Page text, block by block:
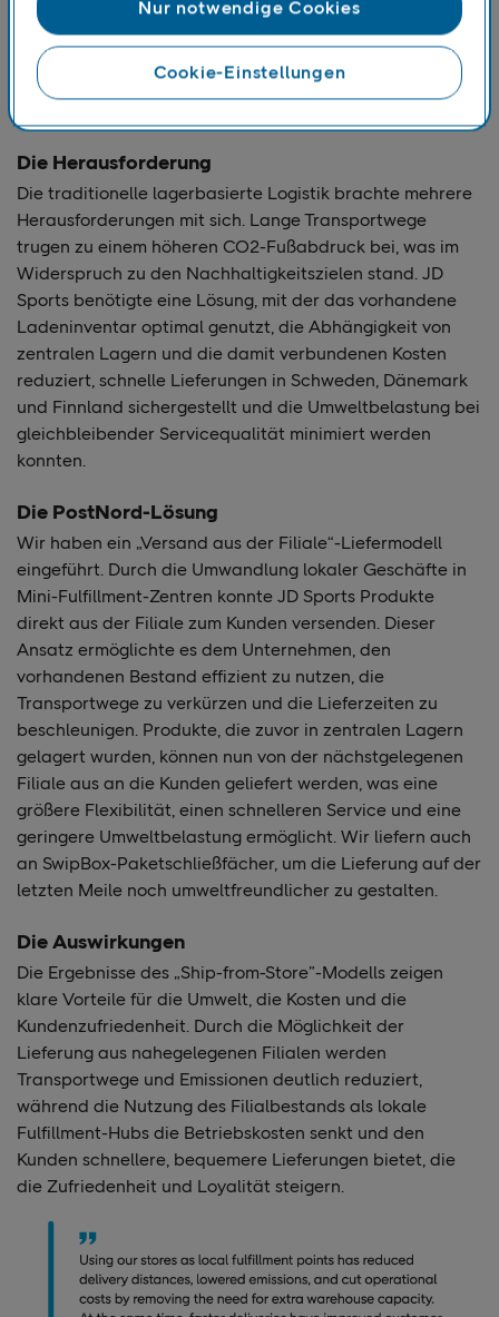
Schritt halten, Kosten senken und die Umweltbelastung
begrenzen konnte, während gleichzeitig sichergestellt
wurde, dass die Kunden ihre Bestellungen schnell und
Die Herausforderung
Die traditionelle lagerbasierte Logistik brachte mehrere
Herausforderungen mit sich. Lange Transportwege
trugen zu einem höheren CO2-Fußabdruck bei, was im
Widerspruch zu den Nachhaltigkeitszielen stand. JD
Sports benötigte eine Lösung, mit der das vorhandene
Ladeninventar optimal genutzt, die Abhängigkeit von
zentralen Lagern und die damit verbundenen Kosten
reduziert, schnelle Lieferungen in Schweden, Dänemark
und Finnland sichergestellt und die Umweltbelastung bei
gleichbleibender Servicequalität minimiert werden
konnten.
Die PostNord-Lösung
Wir haben ein „Versand aus der Filiale“-Liefermodell
eingeführt. Durch die Umwandlung lokaler Geschäfte in
Mini-Fulfillment-Zentren konnte JD Sports Produkte
direkt aus der Filiale zum Kunden versenden. Dieser
Ansatz ermöglichte es dem Unternehmen, den
vorhandenen Bestand effizient zu nutzen, die
Transportwege zu verkürzen und die Lieferzeiten zu
beschleunigen. Produkte, die zuvor in zentralen Lagern
gelagert wurden, können nun von der nächstgelegenen
Filiale aus an die Kunden geliefert werden, was eine
größere Flexibilität, einen schnelleren Service und eine
geringere Umweltbelastung ermöglicht. Wir liefern auch
an SwipBox-Paketschließfächer, um die Lieferung auf der
letzten Meile noch umweltfreundlicher zu gestalten.
Die Auswirkungen
Die Ergebnisse des „Ship-from-Store”-Modells zeigen
klare Vorteile für die Umwelt, die Kosten und die
Kundenzufriedenheit. Durch die Möglichkeit der
Lieferung aus nahegelegenen Filialen werden
Transportwege und Emissionen deutlich reduziert,
während die Nutzung des Filialbestands als lokale
Fulfillment-Hubs die Betriebskosten senkt und den
Kunden schnellere, bequemere Lieferungen bietet, die
die Zufriedenheit und Loyalität steigern.
Cookie-Einstellungen
Nur notwendige Cookies